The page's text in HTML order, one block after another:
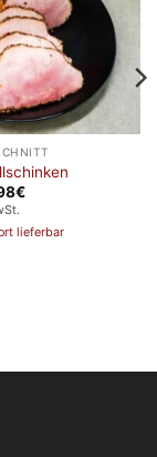
€Preisspanne:
5,98€
lieferbar